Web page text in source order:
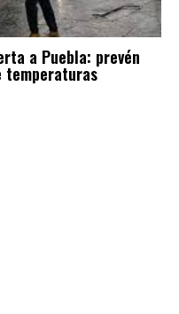
a Puebla: prevén
temperaturas